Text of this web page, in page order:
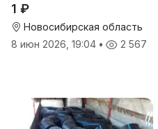
1 ₽
Новосибирская область
8 июн 2026, 19:04 • 2 567